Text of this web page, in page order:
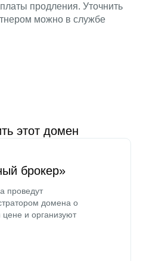
продления. Уточнить
можно в службе
этот домен
брокер»
проведут
домена о
и организуют